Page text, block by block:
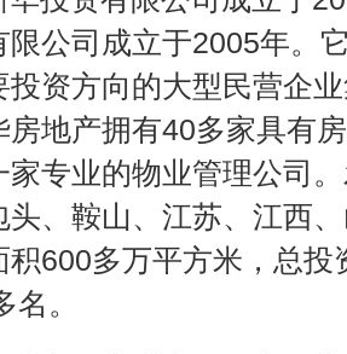
限公司成立于2005年。
投资方向的大型民营企
房地产拥有40多家具有
家专业的物业管理公司
头、鞍山、江苏、江西
积600多万平方米，总投
。